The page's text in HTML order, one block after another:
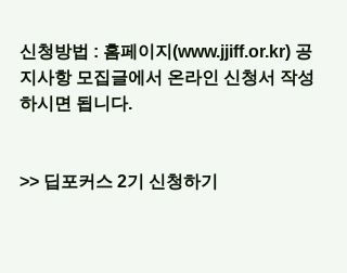
신청방법 : 홈페이지(www.jjiff.or.kr) 공
지사항 모집글에서 온라인 신청서 작성
하시면 됩니다.
>> 딥포커스 2기 신청하기